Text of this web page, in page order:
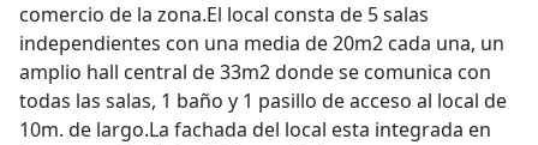
comercio de la zona.El local consta de 5 salas
independientes con una media de 20m2 cada una, un
amplio hall central de 33m2 donde se comunica con
todas las salas, 1 baño y 1 pasillo de acceso al local de
10m. de largo.La fachada del local esta integrada en